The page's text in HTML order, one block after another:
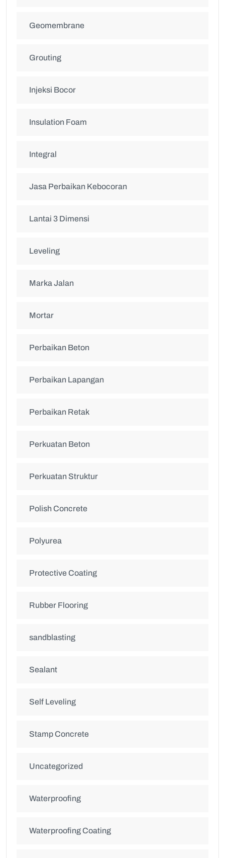
Geomembrane
Grouting
Injeksi Bocor
Insulation Foam
Integral
Jasa Perbaikan Kebocoran
Lantai 3 Dimensi
Leveling
Marka Jalan
Mortar
Perbaikan Beton
Perbaikan Lapangan
Perbaikan Retak
Perkuatan Beton
Perkuatan Struktur
Polish Concrete
Polyurea
Protective Coating
Rubber Flooring
sandblasting
Sealant
Self Leveling
Stamp Concrete
Uncategorized
Waterproofing
Waterproofing Coating